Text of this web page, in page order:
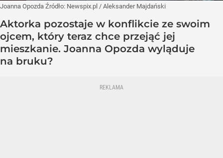
Joanna Opozda Źródło: Newspix.pl / Aleksander Majdański
Aktorka pozostaje w konflikcie ze swoim
ojcem, który teraz chce przejąć jej
mieszkanie. Joanna Opozda wyląduje
na bruku?